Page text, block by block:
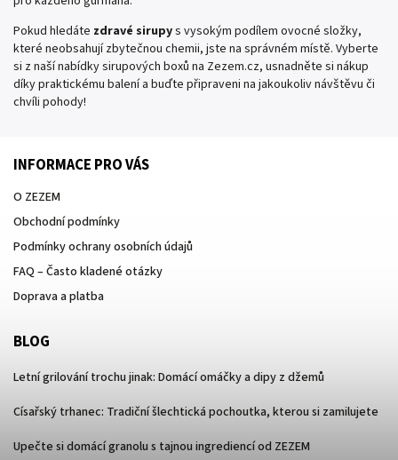
Pokud hledáte zdravé sirupys vysokým podílem ovocné složky,
které neobsahují zbytečnou chemii, jste na správném místě. Vyberte
si z naší nabídky sirupových boxů na Zezem.cz, usnadněte si nákup
díky praktickému balení a buďte připraveni na jakoukoliv návštěvu či
chvíli pohody!
INFORMACE PRO VÁS
O ZEZEM
Obchodní podmínky
Podmínky ochrany osobních údajů
FAQ – Často kladené otázky
Doprava a platba
BLOG
Letní grilování trochu jinak: Domácí omáčky a dipy z džemů
Císařský trhanec: Tradiční šlechtická pochoutka, kterou si zamilujete
Upečte si domácí granolu s tajnou ingrediencí od ZEZEM